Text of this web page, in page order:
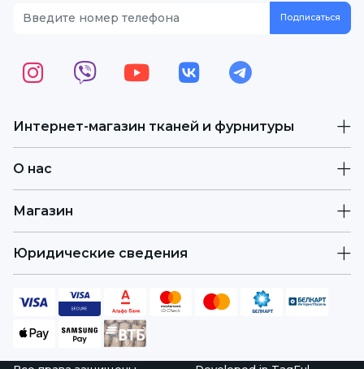
Интернет-магазин тканей и фурнитуры
О нас
Магазин
Юридические сведения